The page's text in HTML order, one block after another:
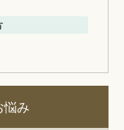
悩み